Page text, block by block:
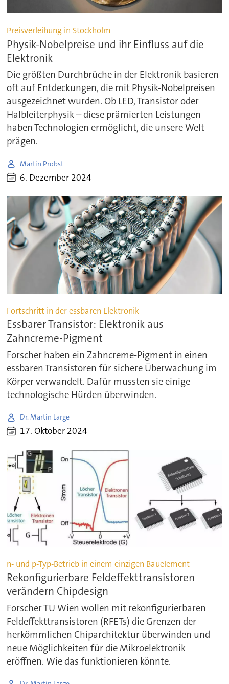
Preisverleihung in Stockholm
Physik-Nobelpreise und ihr Einfluss auf die
Elektronik
Die größten Durchbrüche in der Elektronik basieren
oft auf Entdeckungen, die mit Physik-Nobelpreisen
ausgezeichnet wurden. Ob LED, Transistor oder
Halbleiterphysik – diese prämierten Leistungen
haben Technologien ermöglicht, die unsere Welt
prägen.
Martin Probst
6. Dezember 2024
Fortschritt in der essbaren Elektronik
Essbarer Transistor: Elektronik aus
Zahncreme-Pigment
Forscher haben ein Zahncreme-Pigment in einen
essbaren Transistoren für sichere Überwachung im
Körper verwandelt. Dafür mussten sie einige
technologische Hürden überwinden.
Dr. Martin Large
17. Oktober 2024
n- und p-Typ-Betrieb in einem einzigen Bauelement
Rekonfigurierbare Feldeffekttransistoren
verändern Chipdesign
Forscher TU Wien wollen mit rekonfigurierbaren
Feldeffekttransistoren (RFETs) die Grenzen der
herkömmlichen Chiparchitektur überwinden und
neue Möglichkeiten für die Mikroelektronik
eröffnen. Wie das funktionieren könnte.